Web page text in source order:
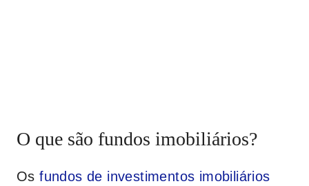
O que são fundos imobiliários?
Osfundos de investimentos imobiliários